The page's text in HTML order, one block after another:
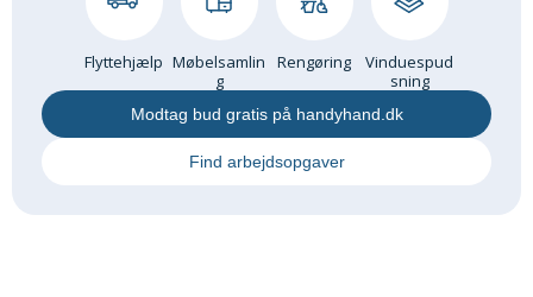
Flyttehjælp Møbelsamlin
g
Rengøring
Vinduespud
sning
Modtag bud gratis på handyhand.dk
Find arbejdsopgaver